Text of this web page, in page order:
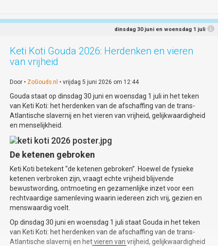
muziek. Performer Janne van Ooij maakt
het visuele spektakel compleet: in haar rol
stelten op de dynamiek tussen toen en nu.
Zintuigprikkelende avond
De regie van deze bijzondere voorstelling is
in handen van Margrethe Beelen. 'Mîne
Minne' belooft een zintuigprikkelende
moderne straatcultuur elkaar ontmoeten.
Locatie: Gouda Studio's, Oosthaven 12,
Gouda
Tijd: 20u00 - 21u15
Tickets: € 15,00 (verkrijgbaar via de
website of de QR-code) / Aan de deur:
Info:www.muziektheatergoedwerk.nl
dinsdag 30 juni en woensdag 1 juli
Keti Koti Gouda 2026: Herdenken en vieren
van vrijheid
Door • ZoGouds.nl • vrijdag 5 juni 2026 om 12:44
Gouda staat op dinsdag 30 juni en woensdag 1 juli in het teken
van Keti Koti: het herdenken van de afschaffing van de trans-
Atlantische slavernij en het vieren van vrijheid, gelijkwaardigheid
en menselijkheid.
De ketenen gebroken
Keti Koti betekent “de ketenen gebroken”. Hoewel de fysieke
ketenen verbroken zijn, vraagt echte vrijheid blijvende
bewustwording, ontmoeting en gezamenlijke inzet voor een
rechtvaardige samenleving waarin iedereen zich vrij, gezien en
menswaardig voelt.
Op dinsdag 30 juni en woensdag 1 juli staat Gouda in het teken
van Keti Koti: het herdenken van de afschaffing van de trans-
Atlantische slavernij en het vieren van vrijheid, gelijkwaardigheid